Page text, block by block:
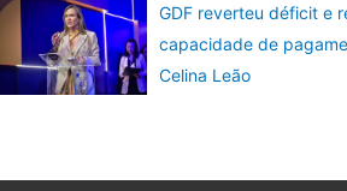
GDF reverteu déficit e
capacidade de
Celina Leão